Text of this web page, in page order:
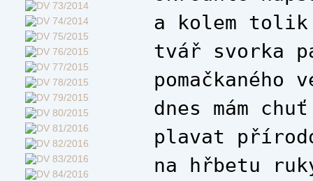
a kolem
tvář svorka
pomačkaného
dnes mám
plavat
na hřbetu